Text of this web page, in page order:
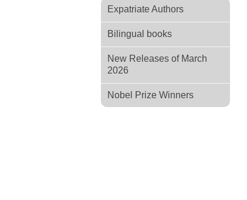
Expatriate Authors
Bilingual books
New Releases of March
2026
Nobel Prize Winners